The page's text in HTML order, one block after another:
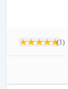
(1)